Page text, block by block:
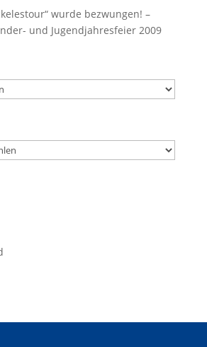
wurde bezwungen! –
und Jugendjahresfeier 2009